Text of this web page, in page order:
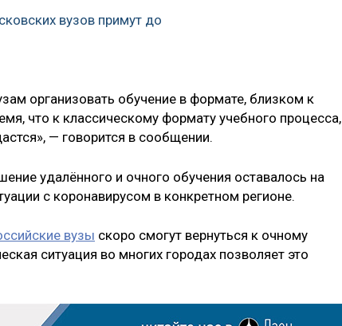
вузов примут до
организовать обучение в формате, близком к
что к классическому формату учебного процесса,
— говорится в сообщении.
удалённого и очного обучения оставалось на
с коронавирусом в конкретном регионе.
вузы скоро смогут вернуться к очному
ситуация во многих городах позволяет это